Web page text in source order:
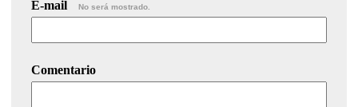
E-mail No será mostrado.
Comentario